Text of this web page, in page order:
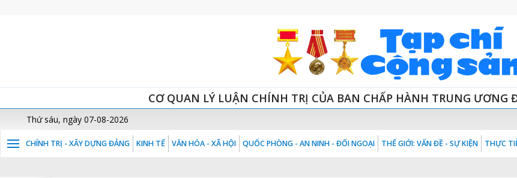
CƠ QUAN LÝ LUẬN CHÍNH TRỊ CỦA BAN CHẤP HÀNH TRUNG ƯƠNG
Thứ sáu, ngày 07-08-2026
CHÍNH TRỊ - XÂY DỰNG ĐẢNG KINH TẾ VĂN HÓA - XÃ HỘI QUỐC PHÒNG - AN NINH - ĐỐI NGOẠI THẾ GIỚI: VẤN ĐỀ - SỰ KIỆN THỰC